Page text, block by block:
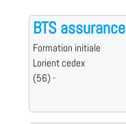
BTS assurance
Formation initiale
Lorient cedex
(56) -